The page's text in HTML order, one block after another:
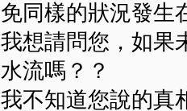
免同樣的狀況發生
我想請問您，如果
水流嗎？？
我不知道您說的真